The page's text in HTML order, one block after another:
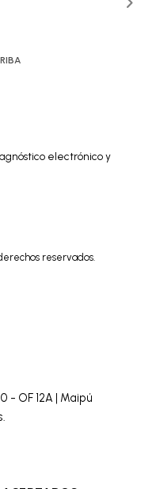
electrónico y
reservados.
- OF 12A | Maipú